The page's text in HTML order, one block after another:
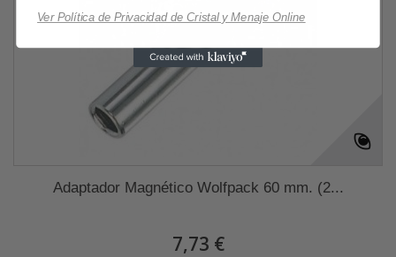
Adaptador Magnético Wolfpack 60 mm. (2...
7,73 €
Ver Política de Privacidad de Cristal y Menaje Online